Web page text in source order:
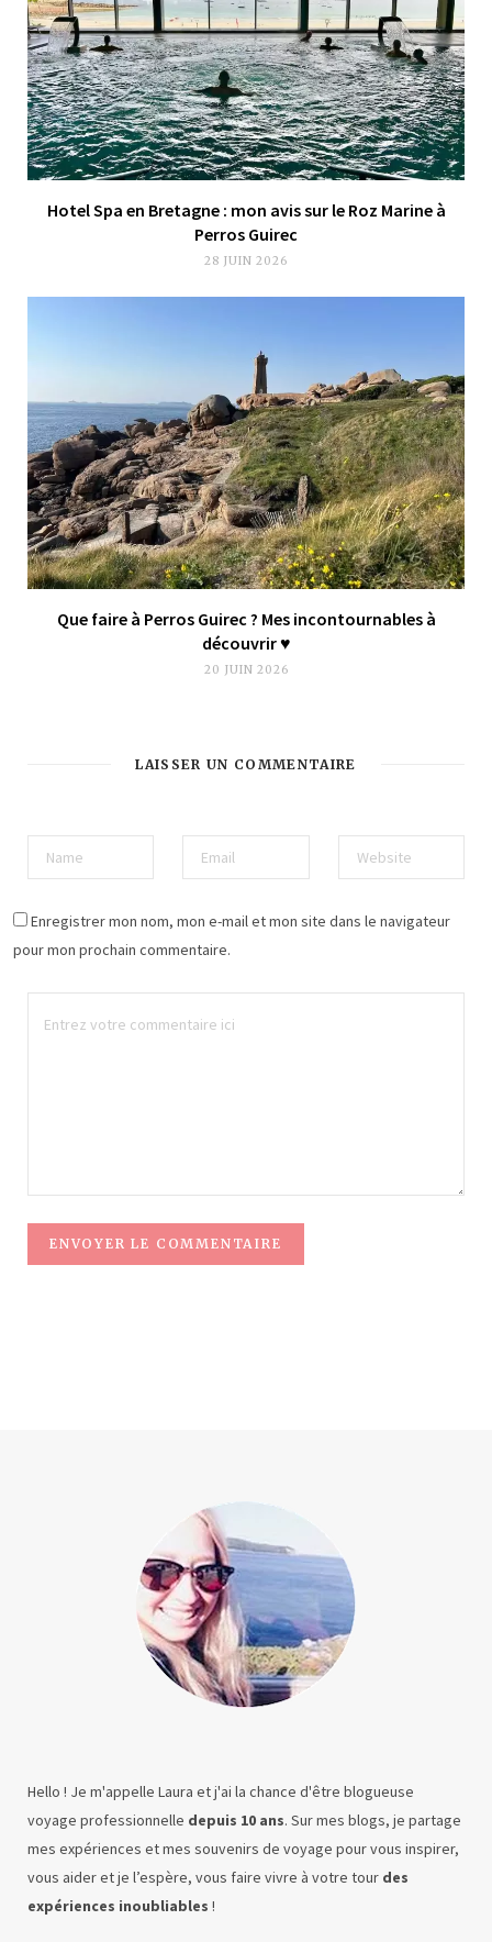
Hotel Spa en Bretagne : mon avis sur le Roz Marine à
Perros Guirec
28 JUIN 2026
Que faire à Perros Guirec ? Mes incontournables à
découvrir ♥︎
20 JUIN 2026
LAISSER UN COMMENTAIRE
Enregistrer mon nom, mon e-mail et mon site dans le navigateur
pour mon prochain commentaire.
Hello ! Je m'appelle Laura et j'ai la chance d'être blogueuse
voyage professionnelle depuis 10 ans. Sur mes blogs, je partage
mes expériences et mes souvenirs de voyage pour vous inspirer,
vous aider et je l’espère, vous faire vivre à votre tour des
expériences inoubliables !